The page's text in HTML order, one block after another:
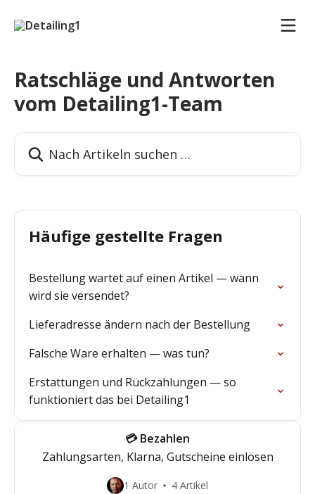
Ratschläge und Antworten
vom Detailing1-Team
Häufige gestellte Fragen
Bestellung wartet auf einen Artikel — wann
wird sie versendet?
Lieferadresse ändern nach der Bestellung
Falsche Ware erhalten — was tun?
Erstattungen und Rückzahlungen — so
funktioniert das bei Detailing1
💳 Bezahlen
Zahlungsarten, Klarna, Gutscheine einlösen
1 Autor 4 Artikel